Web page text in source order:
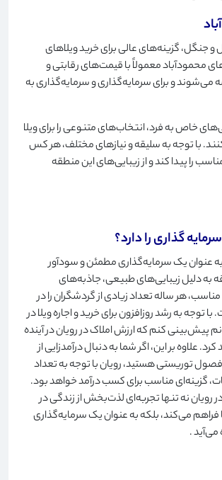
جنگل، گزینه‌های عالی برای خرید ویلاهای
محمودآباد معمولاً با قیمت‌های رقابتی و
و برای سرمایه‌گذاری و سرمایه‌گذاری به
خاص به فرد، انتخاب‌های متنوعی را برای ویلا
با توجه به سلیقه و نیازهای مختلف، هر کس
را پیدا کند و از زیبایی‌های این منطقه
گذاری را دارد؟
به عنوان یک سرمایه‌گذاری مطمئن و سودآور
به دلیل زیبایی‌های طبیعی، جاذبه‌های
هر ساله تعداد زیادی از گردشگران را در
توجه به رشد روزافزون برای خرید و اجاره ویلا در
پیش‌بینی کنم که ارزش املاک در رویان در آینده
علاوه بر این، اگر شما به دنبال درآمدزایی از
فصول توریستی هستید، رویان با توجه به تعداد
گزینه‌ای مناسب برای کسب درآمد خواهد بود.
در رویان نه تنها تجربه‌ای لذت‌بخش از زندگی در
فراهم می‌کند، بلکه به عنوان یک سرمایه‌گذاری
می‌آید.